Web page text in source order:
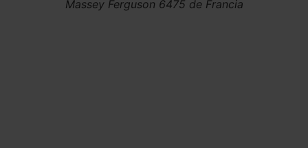
Massey Ferguson 6475 de Francia